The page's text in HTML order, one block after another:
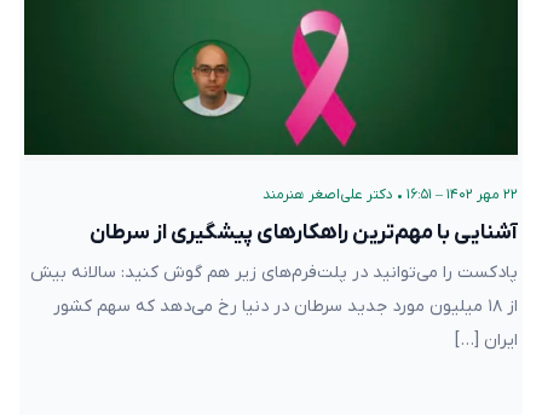
۲۲ مهر ۱۴۰۲ – ۱۶:۵۱ • دکتر علی‌اصغر هنرمند
آشنایی با مهم‌ترین راهکارهای پیشگیری از سرطان
پادکست را می‌توانید در پلت‌فرم‌های زیر هم گوش کنید: سالانه بیش
از ۱۸ میلیون مورد جدید سرطان در دنیا رخ می‌دهد که سهم کشور
ایران […]